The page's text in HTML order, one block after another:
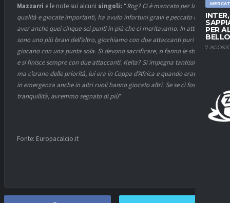
PER
7
Mazzarri e le note sui alcuni singoli: “Rog? Ci è mancato per la sua
qualità e giocate importanti, ha avuto infortuni gravi e peccato non
aver anche quei cinque-sei punti in più che ci meritavamo. In attacco
sono uno più bravi dell’altro, giochiamo con due attaccanti puri e tutti
giocano con una punta sola. Si devono sacrificare, si fanno le staffette
e si finisce sempre con due attaccanti. Keita? Si impegna tantissimo
ma c’erano delle priorità, lui era in Coppa d’Africa e quando eravamo
in emergenza anche in altri ruoli hanno giocato altri. Se se ci fosse più
tranquillità, avremmo segnato di più“.
Fonte: Europacalcio.it